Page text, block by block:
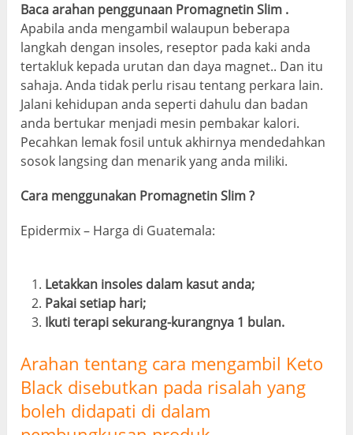
Baca arahan penggunaan Promagnetin Slim .
Apabila anda mengambil walaupun beberapa
langkah dengan insoles, reseptor pada kaki anda
tertakluk kepada urutan dan daya magnet.. Dan itu
sahaja. Anda tidak perlu risau tentang perkara lain.
Jalani kehidupan anda seperti dahulu dan badan
anda bertukar menjadi mesin pembakar kalori.
Pecahkan lemak fosil untuk akhirnya mendedahkan
sosok langsing dan menarik yang anda miliki.
Cara menggunakan Promagnetin Slim ?
Epidermix – Harga di Guatemala:
Letakkan insoles dalam kasut anda;
Pakai setiap hari;
Ikuti terapi sekurang-kurangnya 1 bulan.
Arahan tentang cara mengambil Keto
Black disebutkan pada risalah yang
boleh didapati di dalam